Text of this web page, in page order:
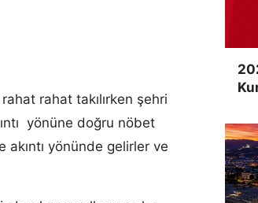
rahat takılırken şehri
yönüne doğru nöbet
yönünde gelirler ve